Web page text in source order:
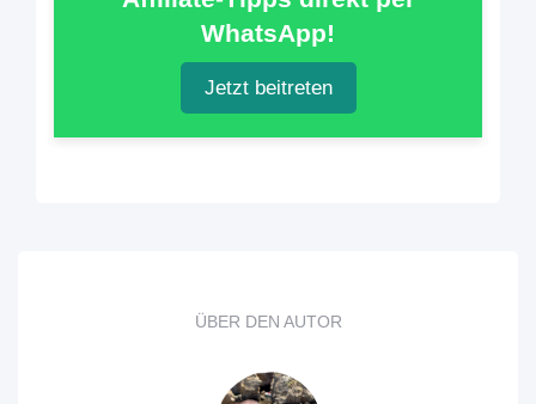
WhatsApp!
Jetzt beitreten
ÜBER DEN AUTOR